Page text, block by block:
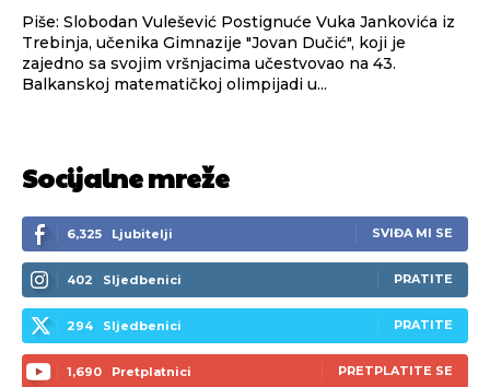
Piše: Slobodan Vulešević Postignuće Vuka Jankovića iz
Trebinja, učenika Gimnazije "Jovan Dučić", koji je
zajedno sa svojim vršnjacima učestvovao na 43.
Balkanskoj matematičkoj olimpijadi u...
Socijalne mreže
6,325 Ljubitelji SVIĐA MI SE
402 Sljedbenici PRATITE
294 Sljedbenici PRATITE
1,690 Pretplatnici PRETPLATITE SE